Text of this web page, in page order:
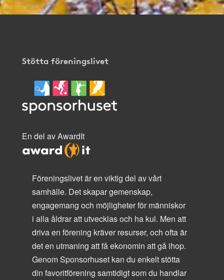
Stötta föreningslivet
En del av AwardIt
Föreningslivet är en viktig del av vårt
samhälle. Det skapar gemenskap,
engagemang och möjligheter för människor
i alla åldrar att utvecklas och ha kul. Men att
driva en förening kräver resurser, och ofta är
det en utmaning att få ekonomin att gå ihop.
Genom Sponsorhuset kan du enkelt stötta
din favoritförening samtidigt som du handlar